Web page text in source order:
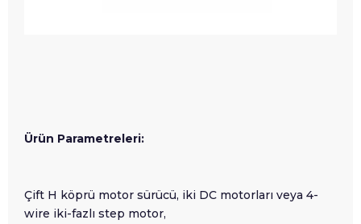
Ürün Parametreleri:
Çift H köprü motor sürücü, iki DC motorları veya 4-
wire iki-fazlı step motor,